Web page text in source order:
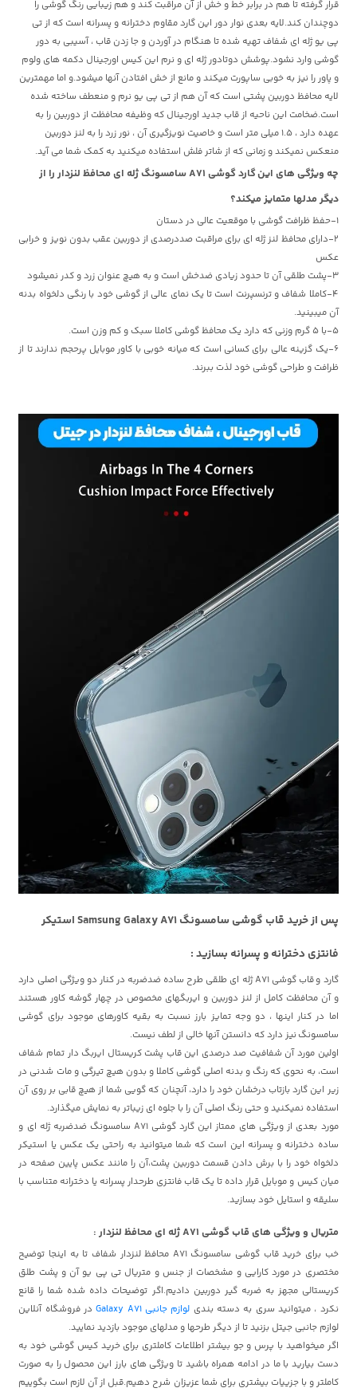
قرار گرفته تا هم در برابر خط و خش از آن مراقبت کند و هم زیبایی رنگ گوشی را
دوچندان کند.لایه بعدی نوار دور این گارد مقاوم دخترانه و پسرانه است که از تی
پی یو ژله ای شفاف تهیه شده تا هنگام در آوردن و جا زدن قاب ، آسیبی به دور
گوشی وارد نشود.پوشش دوتادور ژله ای و نرم این کیس اورجینال دکمه های ولوم
و پاور را نیز به خوبی ساپورت میکند و مانع از خش افتادن آنها میشود.و اما مهمترین
لایه محافظ دوربین پشتی است که آن هم از تی پی یو نرم و منعطف ساخته شده
است.ضخامت این ناحیه از قاب جدید اورجینال که وظیفه محافظت از دوربین را به
عهده دارد ، 1.5 میلی متر است و خاصیت نویزگیری آن ، نور زرد را به لنز دوربین
منعکس نمیکند و زمانی که از شاتر فلش استفاده میکنید به کمک شما می آید.
چه ویژگی های این
گارد گوشی A71 سامسونگ ژله ای محافظ لنزدار را از
دیگر مدلها متمایز میکند؟
1-حفظ ظرافت گوشی با موقعیت عالی در دستان
2-دارای محافظ لنز ژله ای برای مراقبت صددرصدی از دوربین عقب بدون نویز و خرابی
عکس
3-پشت طلقی آن تا حدود زیادی ضدخش است و به هیچ عنوان زرد و کدر نمیشود
4-کاملا شفاف و ترنسپرنت است تا یک نمای عالی از گوشی خود با رنگی دلخواه بدنه
آن میبینید.
5-با 5 گرم وزنی که دارد یک محافظ گوشی کاملا سبک و کم وزن است.
6-یک گزینه عالی برای کسانی است که میانه خوبی با کاور موبایل پرحجم ندارند تا از
ظرافت و طراحی گوشی خود لذت ببرند.
پس از خرید قاب گوشی سامسونگ Samsung Galaxy A71 استیکر
فانتزی دخترانه و پسرانه بسازید :
گارد وقاب گوشی A71 ژله ای طلقی طرح ساده ضدضربه
در کنار دو ویژگی اصلی دارد
و آن محافظت کامل از لنز دوربین و ایربگهای مخصوص در چهار گوشه کاور هستند
اما در کنار اینها ، دو وجه تمایز بارز نسبت به بقیه کاورهای موجود برای گوشی
سامسونگ نیز دارد که دانستن آنها خالی از لطف نیست.
اولین مورد آن شفافیت صد درصدی این قاب پشت کریستال ایربگ دار تمام شفاف
است، به نحوی که رنگ و بدنه اصلی گوشی کاملا و بدون هیچ تیرگی و مات شدنی در
زیر این گارد بازتاب درخشان خود را دارد، آنچنان که گویی شما از هیچ قابی بر روی آن
استفاده نمیکنید و حتی رنگ اصلی آن را با جلوه ای زیباتر به نمایش میگذارد.
مورد بعدی از ویژگی های ممتاز این گارد گوشی A71 سامسونگ ضدضربه ژله ای و
ساده دخترانه و پسرانه این است که شما میتوانید به راحتی یک عکس یا استیکر
دلخواه خود را با برش دادن قسمت دوربین پشت،آن را مانند عکس پایین صفحه در
میان کیس و موبایل قرار داده تا یک قاب فانتزی طرحدار پسرانه یا دخترانه متناسب با
سلیقه و استایل خود بسازید.
متریال و ویژگی های قاب گوشی A71 ژله ای محافظ لنزدار :
خب برای خرید قاب گوشی سامسونگ A71 محافظ لنزدار شفاف تا به اینجا توضیح
مختصری در مورد کارایی و مشخصات از جنس و متریال تی پی یو آن و پشت طلق
کریستالی مجهز به ضربه گیر دوربین دادیم.اگر توضیحات داده شده شما را قانع
نکرد ، میتوانید سری به دسته بندی لوازم جانبی Galaxy A71
در فروشگاه آنلاین
لوازم جانبی جیتل بزنید تا از دیگر طرحها و مدلهای موجود بازدید نمایید.
اگر میخواهید با پرس و جو بیشتر اطلاعات کاملتری برای خرید کیس گوشی خود به
دست بیارید با ما در ادامه همراه باشید تا ویژگی های بارز این محصول را به صورت
کاملتر و با جزییات بیشتری برای شما عزیزان شرح دهیم.قبل از آن لازم است بگوییم